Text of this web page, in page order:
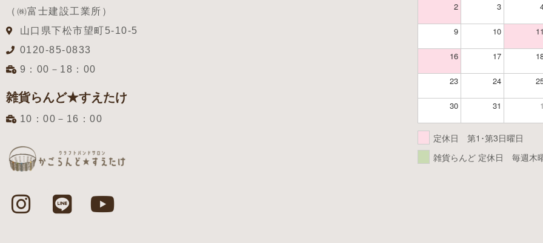
（㈱富士建設工業所）
山口県下松市望町5-10-5
0120-85-0833
9：00－18：00
雑貨らんど★すえたけ
10：00－16：00
2 3
9 10 11
16 17
23 24
30 31 1
定休日 第1･第3日曜日
雑貨らんど 定休日 毎週木